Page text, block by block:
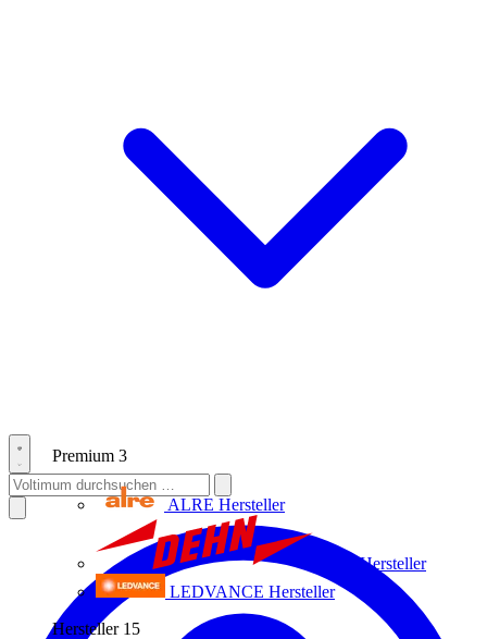
Premium 3
ALRE Hersteller
Hersteller
LEDVANCE Hersteller
Hersteller 15